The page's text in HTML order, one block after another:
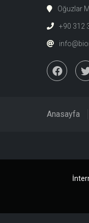
Oğuzlar
+90 312
Anasayfa